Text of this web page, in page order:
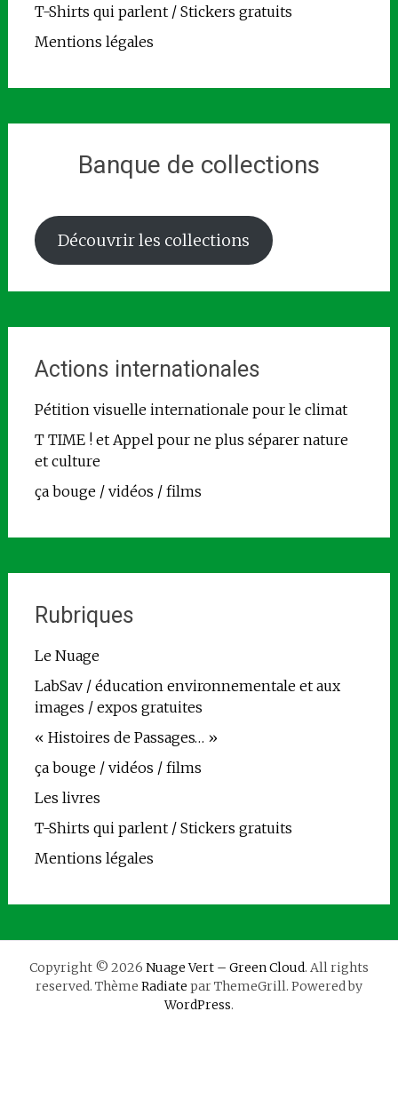
T-Shirts qui parlent / Stickers gratuits
Mentions légales
Banque de collections
Découvrir les collections
Actions internationales
Pétition visuelle internationale pour le climat
T TIME ! et Appel pour ne plus séparer nature
et culture
ça bouge / vidéos / films
Rubriques
Le Nuage
LabSav / éducation environnementale et aux
images / expos gratuites
« Histoires de Passages… »
ça bouge / vidéos / films
Les livres
T-Shirts qui parlent / Stickers gratuits
Mentions légales
Copyright © 2026 Nuage Vert – Green Cloud. All rights
reserved. Thème Radiate par ThemeGrill. Powered by
WordPress.